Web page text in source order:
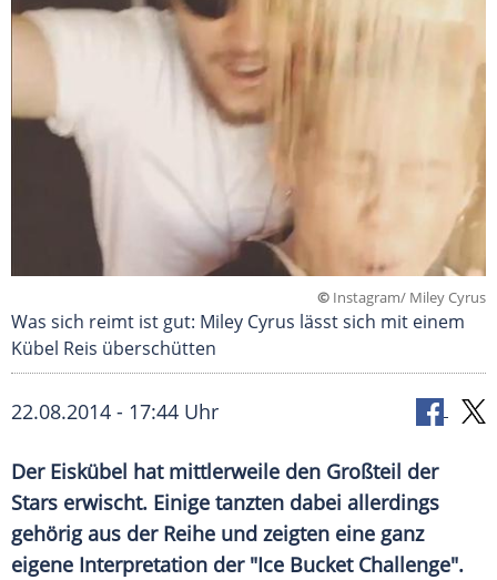
© Instagram/ Miley Cyrus
Was sich reimt ist gut: Miley Cyrus lässt sich mit einem
Kübel Reis überschütten
22.08.2014 - 17:44 Uhr
Der Eiskübel hat mittlerweile den Großteil der
Stars erwischt. Einige tanzten dabei allerdings
gehörig aus der Reihe und zeigten eine ganz
eigene Interpretation der "Ice Bucket Challenge".